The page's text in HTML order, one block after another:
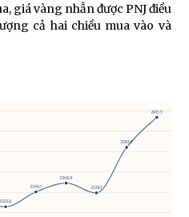
giá vàng nhẫn được PNJ điều
cả hai chiều mua vào và